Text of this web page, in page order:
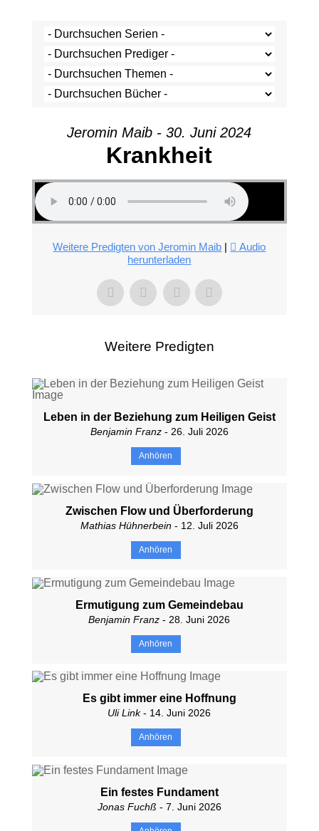
Jeromin Maib - 30. Juni 2024
Krankheit
Weitere Predigten von Jeromin Maib |
Audio
herunterladen
Weitere Predigten
Leben in der Beziehung zum Heiligen Geist
Benjamin Franz- 26. Juli 2026
Anhören
Zwischen Flow und Überforderung
Mathias Hühnerbein- 12. Juli 2026
Anhören
Ermutigung zum Gemeindebau
Benjamin Franz - 28. Juni 2026
Anhören
Es gibt immer eine Hoffnung
Uli Link- 14. Juni 2026
Anhören
Ein festes Fundament
Jonas Fuchß - 7. Juni 2026